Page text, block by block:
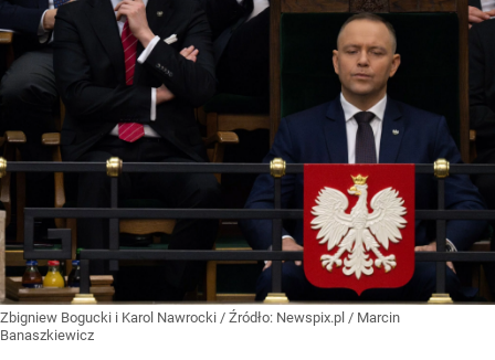
Zbigniew Bogucki i Karol Nawrocki / Źródło: Newspix.pl / Marcin
Banaszkiewicz